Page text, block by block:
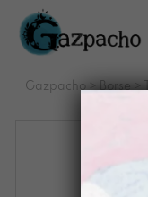
Salta
contenuto
Gazpacho> Borse >